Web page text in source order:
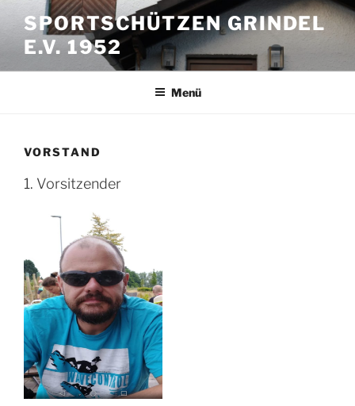
Inhalt
springen
SPORTSCHÜTZEN GRINDEL
E.V. 1952
Menü
VORSTAND
1. Vorsitzender